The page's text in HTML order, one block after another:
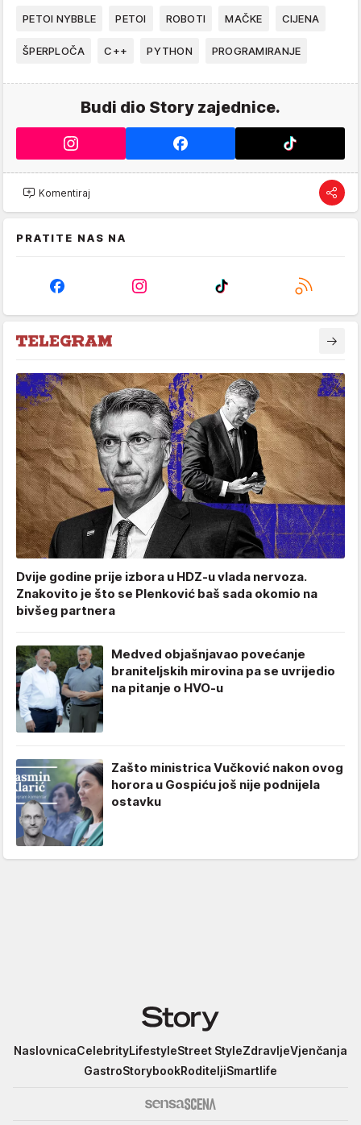
PETOI NYBBLE PETOI ROBOTI MAČKE CIJENA
ŠPERPLOČA C++ PYTHON PROGRAMIRANJE
Budi dio Story zajednice.
Komentiraj
PRATITE NAS NA
Dvije godine prije izbora u HDZ-u vlada nervoza.
Znakovito je što se Plenković baš sada okomio na
bivšeg partnera
Medved objašnjavao povećanje
braniteljskih mirovina pa se uvrijedio
na pitanje o HVO-u
Zašto ministrica Vučković nakon ovog
horora u Gospiću još nije podnijela
ostavku
Story
NaslovnicaCelebrityLifestyleStreet StyleZdravljeVjenčanja
GastroStorybookRoditeljiSmartlife